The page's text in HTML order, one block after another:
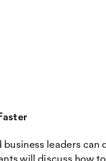
leaders can
will discuss how